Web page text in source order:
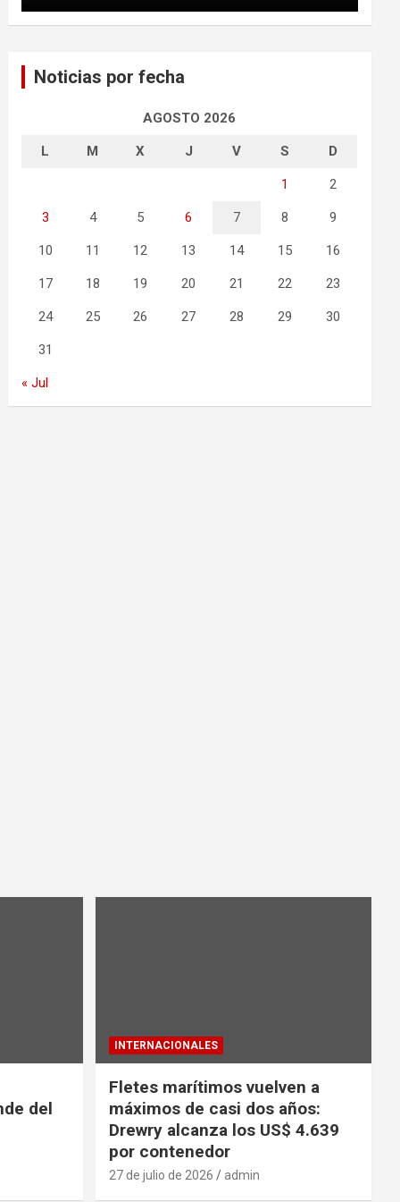
Noticias por fecha
AGOSTO 2026
L M X J V S D
1 2
3 4 5 6 7 8 9
10 11 12 13 14 15 16
17 18 19 20 21 22 23
24 25 26 27 28 29 30
31
« Jul
del
INTERNACIONALES
Fletes marítimos vuelven a
máximos de casi dos años:
Drewry alcanza los US$ 4.639
por contenedor
27 de julio de 2026 admin